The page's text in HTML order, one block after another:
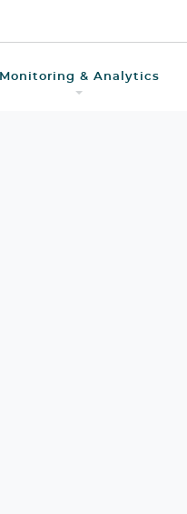
Monitoring & Analytics